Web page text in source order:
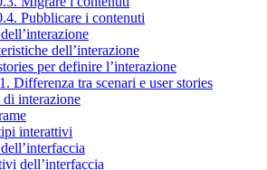
Pubblicare i contenuti
dell’interazione
per definire l’interazione
Differenza tra scenari e user stories
di interazione
interattivi
dell’interfaccia